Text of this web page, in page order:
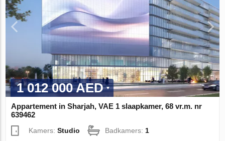
1 012 000 AED
Appartement in Sharjah, VAE 1 slaapkamer, 68 vr.m. nr
639462
Kamers:Studio Badkamers:1